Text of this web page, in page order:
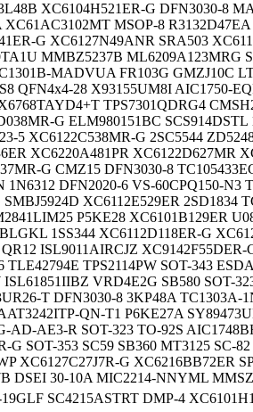
XC6104H521ER-G DFN3030-8
XC61AC3102MT MSOP-8
G XC6127N49ANR SRA503
MMBZ5237B ML6209A123MRG
MADVUA FR103G GMZJ10C
QFN4x4-28 X93155UM8I AIC1750-
TPS7301QDRG4
G ELM980151BC SCS914DSTL
5 XC6122C538MR-G 2SC5544
XC6220A481PR XC6122D627MR
G CMZ15 DFN3030-8
DFN2020-6 VS-60CPQ150-N3
SMBJ5924D XC6112E529ER 2SD1834
P5KE28 XC6101B129ER
1SS344 XC6112D118ER-G
ISL9011AIRCJZ XC9142F55DER-
TPS2114PW SOT-343
VRD4E2G SB580 SOT-
T DFN3030-8 3KP48A TC1303A-
QN-T1 P6KE27A
AD-AE3-R SOT-323 TO-92S
G SOT-353 SC59 SB360 MT3125 SC-
XC6127C27J7R-G XC6216BB72ER
DSEI 30-10A MIC2214-NNYML
SC4215ASTRT DMP-4